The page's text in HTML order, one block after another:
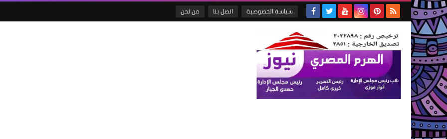
سياسة الخصوصية اتصل بنا من نحن